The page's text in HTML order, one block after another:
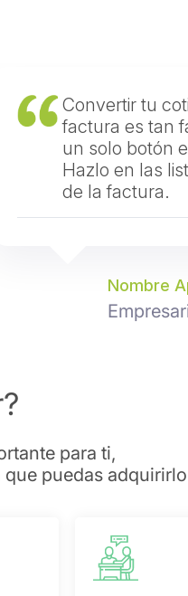
Convertir tu
factura es tan
un solo botón
Hazlo en las
de la factura.
Nombre
para ti,
puedas